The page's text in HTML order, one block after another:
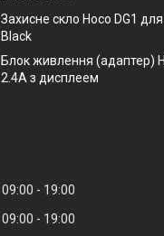
Захисне скло Hoco DG1
Black
Блок живлення (адаптер)
2.4A з дисплеем
09:00
19:00
09:00
19:00